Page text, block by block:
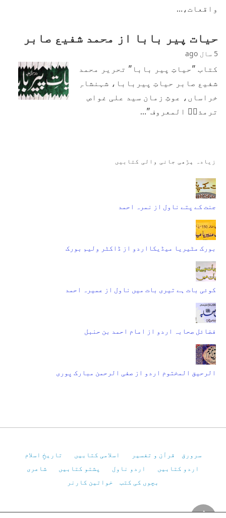
واقعات،…
حیات پیر بابا از محمد شفیع صابر
5 سال ago
کتاب "حیاتِ پیر بابا" تحریر محمد
شفیع صابر حیاتِ پیربابا، شہنشاہِ
خراساں، عوثِ زمان سید علی غواص
ترمذیؓ المعروف "…
زیادہ پڑھی جانی والی کتابیں
جنت کے پتے ناول از نمرہ احمد
بورک مٹیریا میڈیکااردو از ڈاکٹر ولیم بورک
کوئی بات ہے تیری بات میں ناول از عمیرہ احمد
فضائل صحابہ اردو از امام احمد بن حنبل
الرحیق المختوم اردو از صفی الرحمن مبارک پوری
سرورق قرآن و تفسیر اسلامی کتابیں
تاریخِ اسلام
اردو کتابیں
اردو ناول پشتو کتابیں
شاعری
بچوں کی کتب
خواتین کارنر